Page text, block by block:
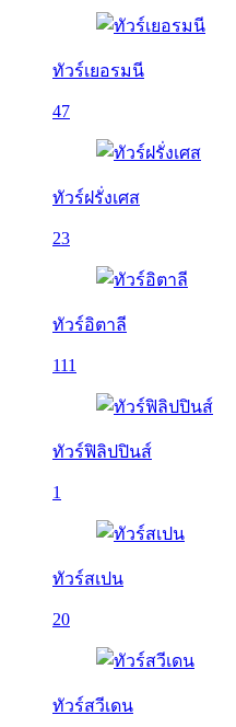
ทัวร์เยอรมนี
47
ทัวร์ฝรั่งเศส
23
ทัวร์อิตาลี
111
ทัวร์ฟิลิปปินส์
1
ทัวร์สเปน
20
ทัวร์สวีเดน